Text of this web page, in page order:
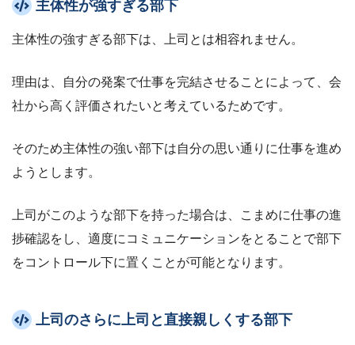
主体性が強すぎる部下
主体性の強すぎる部下は、上司とは相容れません。
理由は、自分の発案で仕事を完結させることによって、会
社から高く評価されたいと考えているためです。
そのため主体性の強い部下は自分の思い通りに仕事を進め
ようとします。
上司がこのような部下を持った場合は、こまめに仕事の進
捗確認をし、適度にコミュニケーションをとることで部下
をコントロール下に置くことが可能となります。
上司のさらに上司と直接親しくする部下